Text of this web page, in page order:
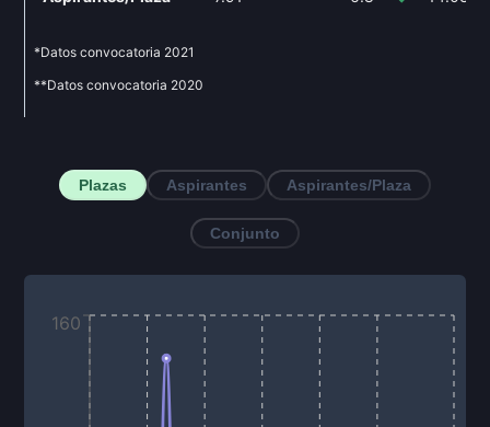
*Datos convocatoria 2021
**Datos convocatoria 2020
Plazas Aspirantes Aspirantes/Plaza
Conjunto
160